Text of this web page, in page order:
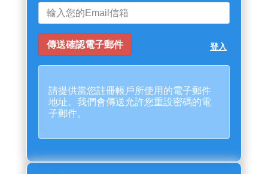
登入
請提供當您註冊帳戶所使用的電子郵件
地址。我們會傳送允許您重設密碼的電
子郵件。